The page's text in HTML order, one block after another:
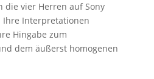
die vier Herren auf Sony
Ihre Interpretationen
Hingabe zum
dem äußerst homogenen